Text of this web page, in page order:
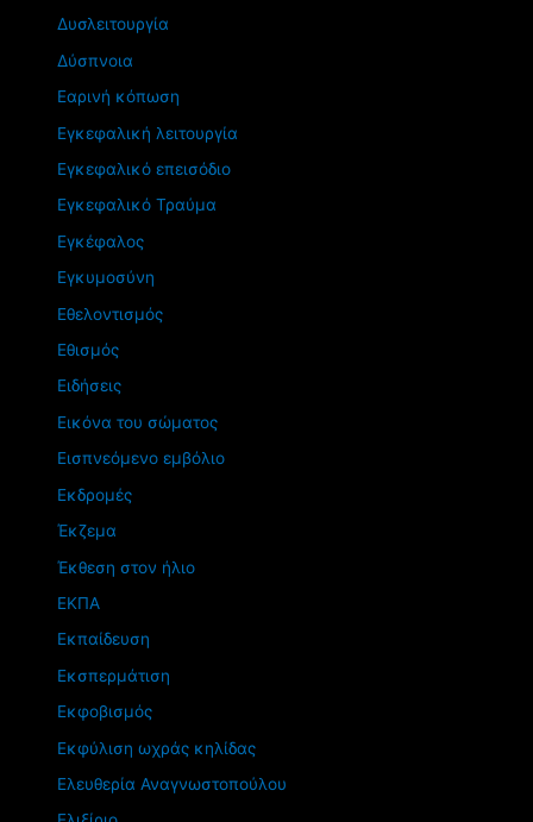
Δυσλειτουργία
Δύσπνοια
Εαρινή κόπωση
Εγκεφαλική λειτουργία
Εγκεφαλικό επεισόδιο
Εγκεφαλικό Τραύμα
Εγκέφαλος
Εγκυμοσύνη
Εθελοντισμός
Εθισμός
Ειδήσεις
Εικόνα του σώματος
Εισπνεόμενο εμβόλιο
Εκδρομές
Έκζεμα
Έκθεση στον ήλιο
ΕΚΠΑ
Εκπαίδευση
Εκσπερμάτιση
Εκφοβισμός
Εκφύλιση ωχράς κηλίδας
Ελευθερία Αναγνωστοπούλου